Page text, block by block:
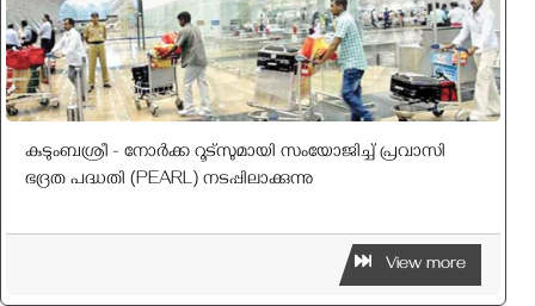
കുടുംബശ്രീ - നോര്‍ക്ക റൂട്സുമായി സംയോജിച്ച്‌ പ്രവാസി
ഭദ്രത പദ്ധതി (PEARL) നടപ്പിലാക്കുന്നു
View more